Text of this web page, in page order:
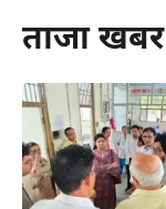
ताजा खबर